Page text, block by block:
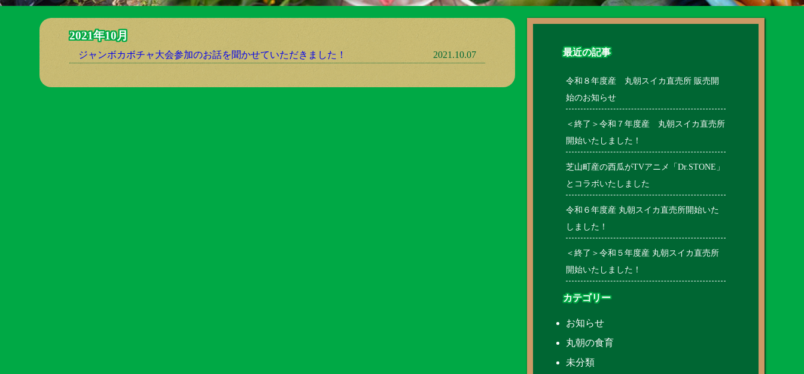
2021年10月
ジャンボカボチャ大会参加のお話を聞かせていただきました！ 2021.10.07 最近の記事
令和８年度産 丸朝スイカ直売所 販売開
始のお知らせ
＜終了＞令和７年度産 丸朝スイカ直売所
開始いたしました！
芝山町産の西瓜がTVアニメ「Dr.STONE」
とコラボいたしました
令和６年度産 丸朝スイカ直売所開始いた
しました！
＜終了＞令和５年度産 丸朝スイカ直売所
開始いたしました！
カテゴリー
お知らせ
丸朝の食育
未分類